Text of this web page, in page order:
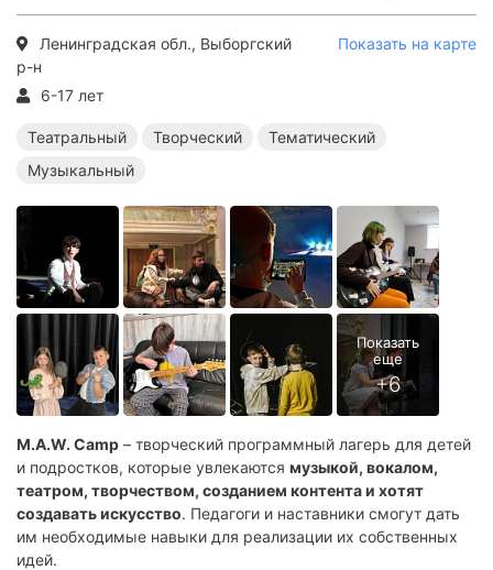
Ленинградская обл., Выборгский
р-н
Показать на карте
6-17 лет
Театральный Творческий
Тематический
Музыкальный
M.A.W. Camp – творческий программный лагерь для детей
и подростков, которые увлекаются музыкой, вокалом,
театром, творчеством, созданием контента и хотят
создавать искусство. Педагоги и наставники смогут дать
им необходимые навыки для реализации их собственных
идей.
Летние лагеря в Ленинградской области
Летние тематические лагеря Летние музыкальные лагеря